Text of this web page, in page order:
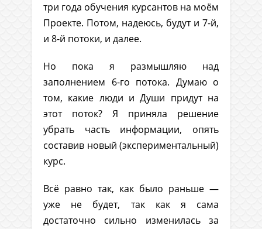
три года обучения курсантов на моём
Проекте. Потом, надеюсь, будут и 7-й,
и 8-й потоки, и далее.
Но пока я размышляю над
заполнением 6-го потока. Думаю о
том, какие люди и Души придут на
этот поток? Я приняла решение
убрать часть информации, опять
составив новый (экспериментальный)
курс.
Всё равно так, как было раньше —
уже не будет, так как я сама
достаточно сильно изменилась за